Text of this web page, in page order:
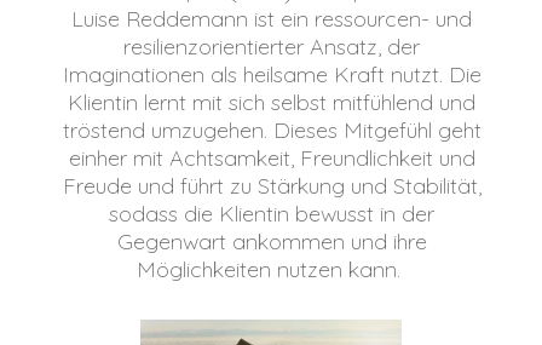
Luise Reddemann ist ein ressourcen- und
resilienzorientierter Ansatz, der
Imaginationen als heilsame Kraft nutzt. Die
Klientin lernt mit sich selbst mitfühlend und
tröstend umzugehen. Dieses Mitgefühl geht
einher mit Achtsamkeit, Freundlichkeit und
Freude und führt zu Stärkung und Stabilität,
sodass die Klientin bewusst in der
Gegenwart ankommen und ihre
Möglichkeiten nutzen kann.